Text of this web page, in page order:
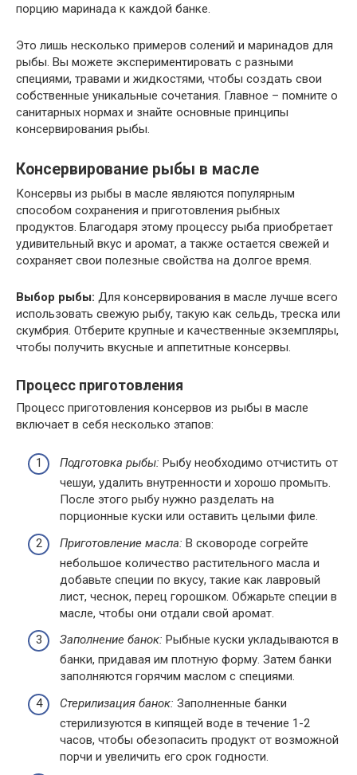
порцию маринада к каждой банке.
Это лишь несколько примеров солений и маринадов для
рыбы. Вы можете экспериментировать с разными
специями, травами и жидкостями, чтобы создать свои
собственные уникальные сочетания. Главное – помните о
санитарных нормах и знайте основные принципы
консервирования рыбы.
Консервирование рыбы в масле
Консервы из рыбы в масле являются популярным
способом сохранения и приготовления рыбных
продуктов. Благодаря этому процессу рыба приобретает
удивительный вкус и аромат, а также остается свежей и
сохраняет свои полезные свойства на долгое время.
Выбор рыбы: Для консервирования в масле лучше всего
использовать свежую рыбу, такую как сельдь, треска или
скумбрия. Отберите крупные и качественные экземпляры,
чтобы получить вкусные и аппетитные консервы.
Процесс приготовления
Процесс приготовления консервов из рыбы в масле
включает в себя несколько этапов:
Подготовка рыбы: Рыбу необходимо отчистить от
чешуи, удалить внутренности и хорошо промыть.
После этого рыбу нужно разделать на
порционные куски или оставить целыми филе.
Приготовление масла: В сковороде согрейте
небольшое количество растительного масла и
добавьте специи по вкусу, такие как лавровый
лист, чеснок, перец горошком. Обжарьте специи в
масле, чтобы они отдали свой аромат.
Заполнение банок: Рыбные куски укладываются в
банки, придавая им плотную форму. Затем банки
заполняются горячим маслом с специями.
Стерилизация банок: Заполненные банки
стерилизуются в кипящей воде в течение 1-2
часов, чтобы обезопасить продукт от возможной
порчи и увеличить его срок годности.